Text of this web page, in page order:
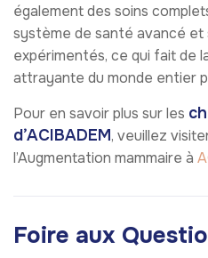
également des soins
système de santé avancé et
expérimentés, ce qui fait de
attrayante du monde entier
Pour en savoir plus sur les
d’ACIBADEM, veuillez
l’Augmentation mammaire à
Foire aux